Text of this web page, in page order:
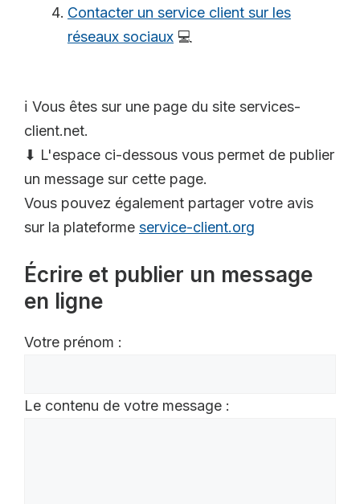
Contacter un service client sur les
réseaux sociaux 💻
ℹ️ Vous êtes sur une page du site services-
client.net.
⬇ L'espace ci-dessous vous permet de publier
un message sur cette page.
Vous pouvez également partager votre avis
sur la plateforme service-client.org
Écrire et publier un message
en ligne
Votre prénom :
Le contenu de votre message :